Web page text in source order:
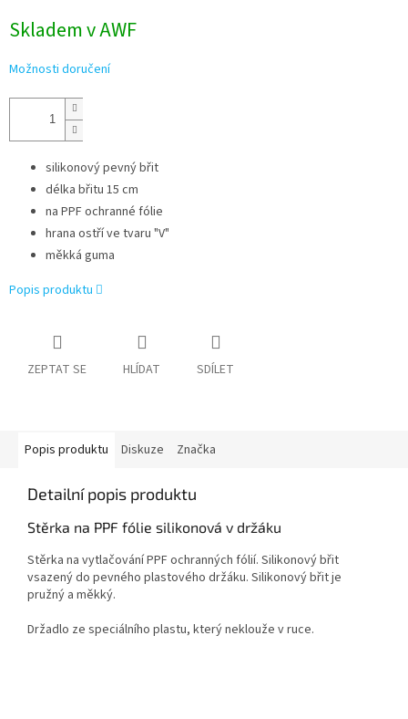
cena:
Skladem v AWF
Možnosti doručení
silikonový pevný břit
délka břitu 15 cm
na PPF ochranné fólie
hrana ostří ve tvaru "V"
měkká guma
Popis produktu
ZEPTAT SE HLÍDAT SDÍLET
Popis produktu Diskuze Značka
Detailní popis produktu
Stěrka na PPF fólie silikonová v držáku
Stěrka na vytlačování PPF ochranných fólií. Silikonový břit
vsazený do pevného plastového držáku. Silikonový břit je
pružný a měkký.
Držadlo ze speciálního plastu, který neklouže v ruce.